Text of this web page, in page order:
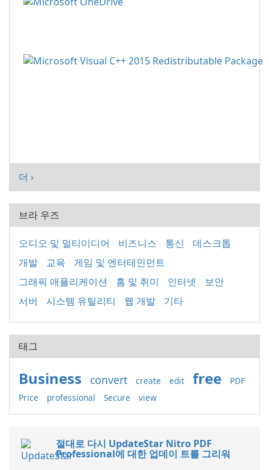
더 ›
브라 우즈
오디오 및 멀티미디어 비즈니스 통신
데스크톱
개발
교육
게임 및 엔터테인먼트
그래픽 애플리케이션
홈 및 취미 인터넷
보안
서버
시스템 유틸리티 웹 개발 기타
태그
Business convert create edit free
PDF
Price
professional Secure view
절대로 다시 UpdateStar Nitro PDF
Professional에 대한 업데이 트를 그리워